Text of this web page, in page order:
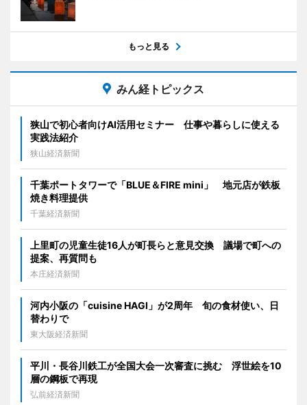
もっと見る
みん経トピックス
狭山で初心者向けAI活用セミナー 仕事や暮らしに使える
実践法紹介
狭山経済新聞
千葉ポートタワーで「BLUE＆FIRE mini」 地元店が鉄板
焼き料理提供
千葉経済新聞
上里町の児童生徒16人が町長らと意見交換 議場で町への
提案、再質問も
本庄経済新聞
河内小阪の「cuisine HAGI」が2周年 旬の食材使い、日
替わりで
東大阪経済新聞
平川・長谷川鉄工が全国大会一次審査に挑む 浮世絵を10
層の鋼板で再現
弘前経済新聞